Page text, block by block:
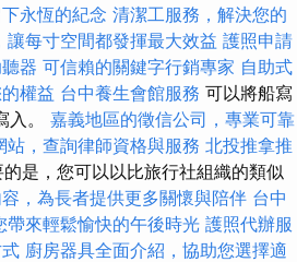
永恆的紀念 清潔工服務，解決您的
讓每寸空間都發揮最大效益 護照申請
器 可信賴的關鍵字行銷專家 自助式
權益 台中養生會館服務 可以將船寫
入。 嘉義地區的徵信公司，專業可靠
站，查詢律師資格與服務 北投推拿推
是，您可以以比旅行社組織的類似
，為長者提供更多關懷與陪伴 台中
帶來輕鬆愉快的午後時光 護照代辦服
廚房器具全面介紹，協助您選擇適